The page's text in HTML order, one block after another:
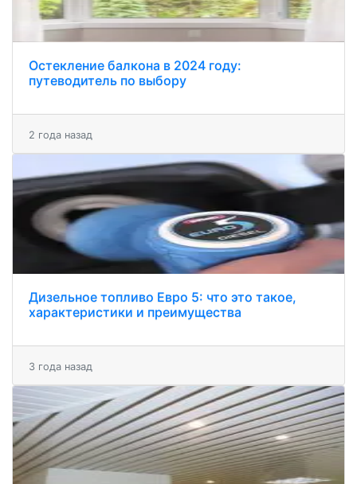
Остекление балкона в 2024 году:
путеводитель по выбору
2 года назад
Дизельное топливо Евро 5: что это такое,
характеристики и преимущества
3 года назад